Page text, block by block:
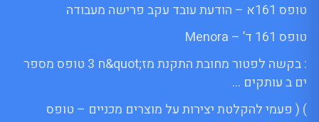
טופס 161א – הודעת עובד עקב פרישה מעבודה
טופס 161 ד’ – Menora
: בקשה לפטור מחובת התקנת מז;quot&ח 3 טופס מספר
ים ב עותקים …
) ( פעמי להקלטת יצירות על מוצרים מכניים – טופס